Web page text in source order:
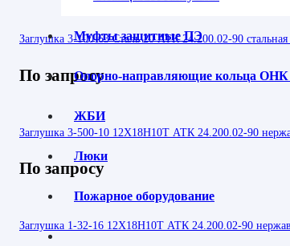
Муфты защитные ПЭ
Опорно-направляющие кольца
ЖБИ
Люки
Пожарное оборудование
Заглушка 3-100-63 Сталь 20 АТК 24.200.02-90
По запросу
Заглушка 3-500-10 12Х18Н10Т АТК 24.200.02-90
По запросу
Заглушка 1-32-16 12Х18Н10Т АТК 24.200.02-90